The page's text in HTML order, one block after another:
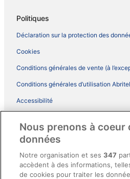
Politiques
Déclaration sur la protection des
Cookies
Conditions générales de vente (à
Conditions générales d’utilisation Abritel
Accessibilité
Conditions générales du programme
Directives de contenu et signalement
Nous prenons à coeur
données
Notre organisation et ses347
accèdent à des informations,
de cookies pour traiter les